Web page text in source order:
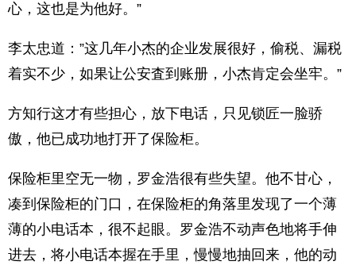
心，这也是为他好。”
李太忠道：”这几年小杰的企业发展很好，偷税、漏税
着实不少，如果让公安査到账册，小杰肯定会坐牢。”
方知行这才有些担心，放下电话，只见锁匠一脸骄
傲，他已成功地打开了保险柜。
保险柜里空无一物，罗金浩很有些失望。他不甘心，
凑到保险柜的门口，在保险柜的角落里发现了一个薄
薄的小电话本，很不起眼。罗金浩不动声色地将手伸
进去，将小电话本握在手里，慢慢地抽回来，他的动